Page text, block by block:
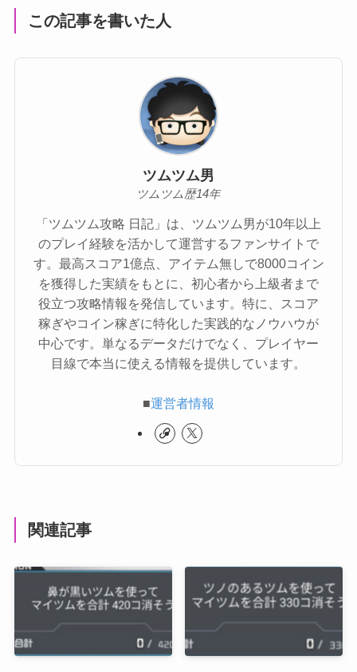
この記事を書いた人
ツムツム男
ツムツム歴14年
「ツムツム攻略 日記」は、ツムツム男が10年以上
のプレイ経験を活かして運営するファンサイトで
す。最高スコア1億点、アイテム無しで8000コイン
を獲得した実績をもとに、初心者から上級者まで
役立つ攻略情報を発信しています。特に、スコア
稼ぎやコイン稼ぎに特化した実践的なノウハウが
中心です。単なるデータだけでなく、プレイヤー
目線で本当に使える情報を提供しています。
■運営者情報
関連記事